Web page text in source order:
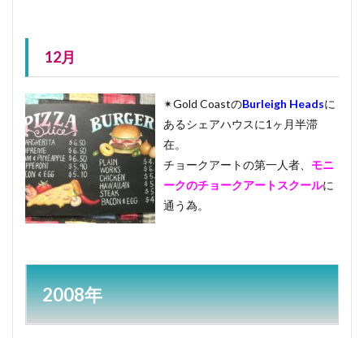
12月
✴︎Gold CoastのBurleigh Headsに
あるシェアハウスに1ヶ月半滞
在。
チョークアートの第一人者、 モニ
ークのチョークアートスクールに
通う為。
2008年